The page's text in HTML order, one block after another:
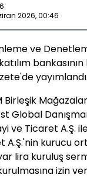
2026, 00:46
ve
yayımlandı.
Global
ve Ticaret A.Ş.
A.Ş.'nin kurucu
lira kuruluş
izin